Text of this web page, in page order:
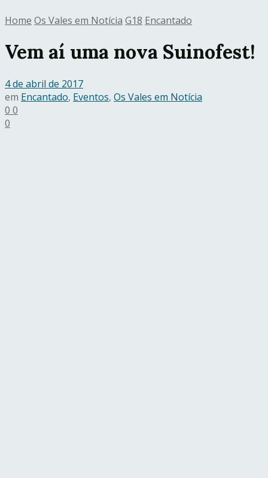
Home Os Vales em Notícia G18 Encantado
Vem aí uma nova Suinofest!
4 de abril de 2017
em Encantado, Eventos, Os Vales em Notícia
0 0
0